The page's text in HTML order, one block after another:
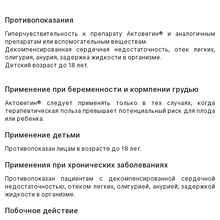
Противопоказания
Гиперчувствительность к препарату Актовегин® и аналогичным
препаратам или вспомогательным веществам.
Декомпенсированная сердечная недостаточность, отек легких,
олигурия, анурия, задержка жидкости в организме.
Детский возраст до 18 лет.
Применение при беременности и кормлении грудью
Актовегин® следует применять только в тех случаях, когда
терапевтическая польза превышает потенциальный риск для плода
или ребенка.
Применение детьми
Противопоказан лицам в возрасте до 18 лет.
Применения при хронических заболеваниях
Противопоказан пациентам с декомпенсированной сердечной
недостаточностью, отеком легких, олигурией, анурией, задержкой
жидкости в организме.
Побочное действие